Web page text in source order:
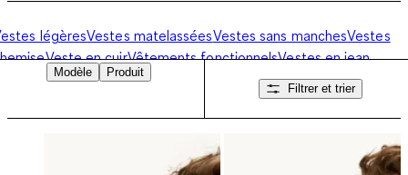
légèresVestes matelasséesVestes sans manchesVestes
Veste en cuirVêtements fonctionnelsVestes en jean
Modèle
Produit
Filtrer et trier